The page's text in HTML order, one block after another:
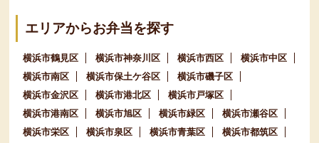
エリアからお弁当を探す
横浜市鶴見区 横浜市神奈川区 横浜市西区
横浜市中区
横浜市南区
横浜市保土ケ谷区
横浜市磯子区
横浜市金沢区
横浜市港北区
横浜市戸塚区
横浜市港南区
横浜市旭区 横浜市緑区
横浜市瀬谷区
横浜市栄区
横浜市泉区 横浜市青葉区
横浜市都筑区